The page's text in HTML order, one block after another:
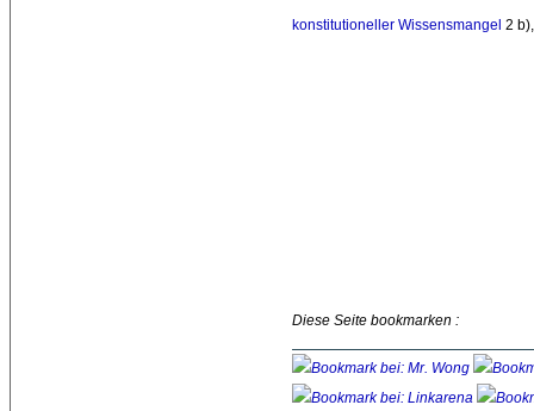
konstitutioneller Wissensmangel 2
Diese Seite bookmarken :